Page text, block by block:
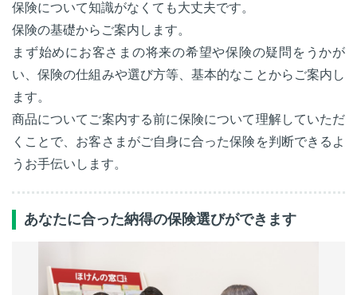
保険について知識がなくても大丈夫です。
保険の基礎からご案内します。
まず始めにお客さまの将来の希望や保険の疑問をうかが
い、保険の仕組みや選び方等、基本的なことからご案内し
ます。
商品についてご案内する前に保険について理解していただ
くことで、お客さまがご自身に合った保険を判断できるよ
うお手伝いします。
あなたに合った納得の保険選びができます